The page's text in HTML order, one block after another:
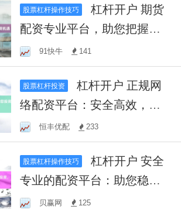
股票杠杆操作技巧
杠杆开户 期货
配资专业平台，助您把握期
货机遇
91快牛 141
股票杠杆投资
杠杆开户 正规网
络配资平台：安全高效，助
您投资起航！
恒丰优配 233
股票杠杆操作技巧
杠杆开户 安全
专业的配资平台：助您稳健
投资，安心盈利
贝赢网 125